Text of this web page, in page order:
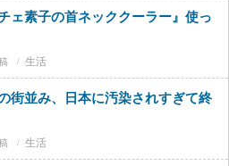
ェ素子の首ネッククーラー』使っ
生活
街並み、日本に汚染されすぎて終
生活